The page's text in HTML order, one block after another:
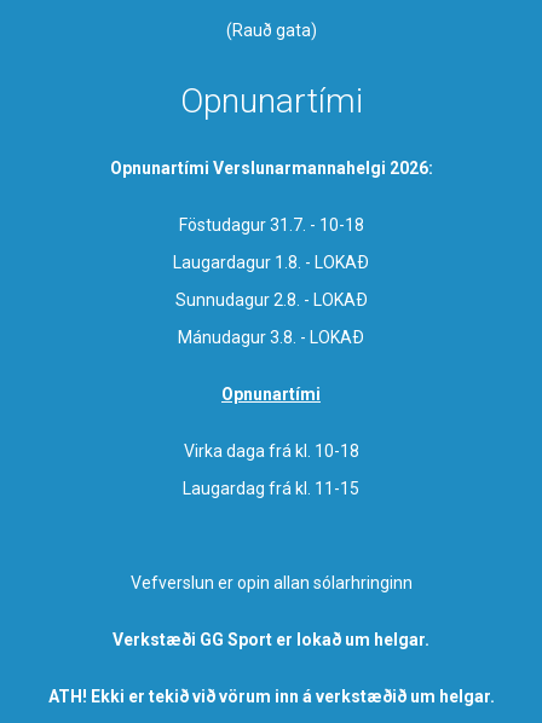
(Rauð gata)
Opnunartími
Opnunartími Verslunarmannahelgi 2026:
Föstudagur 31.7. - 10-18
Laugardagur 1.8. - LOKAÐ
Sunnudagur 2.8. - LOKAÐ
Mánudagur 3.8. - LOKAÐ
Opnunartími
Virka daga frá kl. 10-18
Laugardag frá kl. 11-15
Vefverslun er opin allan sólarhringinn
Verkstæði GG Sport er lokað um helgar.
ATH! Ekki er tekið við vörum inn á verkstæðið um helgar.